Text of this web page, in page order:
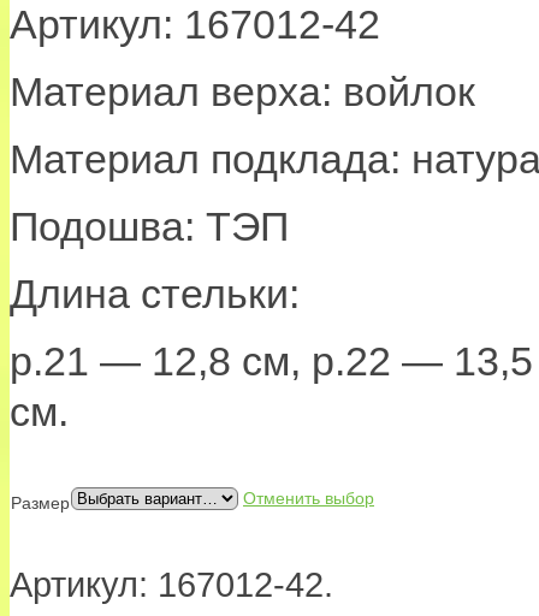
Артикул: 167012-42
Материал верха: войлок
Материал подклада:
Подошва: ТЭП
Длина стельки:
р.21 — 12,8 см, р.22 —
см.
Размер Отменить выбор
Артикул: 167012-42.